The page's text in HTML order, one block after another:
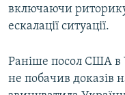
включаючи
ескалації ситуації.
Раніше посол США в
не побачив доказів